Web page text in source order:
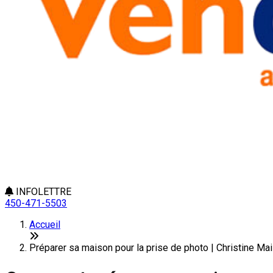
INFOLETTRE
450-471-5503
Accueil
Préparer sa maison pour la prise de photo | Christine